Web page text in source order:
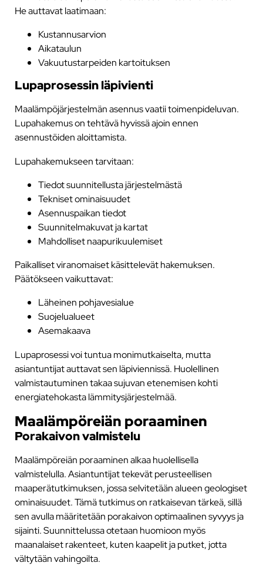
He auttavat laatimaan:
Kustannusarvion
Aikataulun
Vakuutustarpeiden kartoituksen
Lupaprosessin läpivienti
Maalämpöjärjestelmän asennus vaatii toimenpideluvan.
Lupahakemus on tehtävä hyvissä ajoin ennen
asennustöiden aloittamista.
Lupahakemukseen tarvitaan:
Tiedot suunnitellusta järjestelmästä
Tekniset ominaisuudet
Asennuspaikan tiedot
Suunnitelmakuvat ja kartat
Mahdolliset naapurikuulemiset
Paikalliset viranomaiset käsittelevät hakemuksen.
Päätökseen vaikuttavat:
Läheinen pohjavesialue
Suojelualueet
Asemakaava
Lupaprosessi voi tuntua monimutkaiselta, mutta
asiantuntijat auttavat sen läpiviennissä. Huolellinen
valmistautuminen takaa sujuvan etenemisen kohti
energiatehokasta lämmitysjärjestelmää.
Maalämpöreiän poraaminen
Porakaivon valmistelu
Maalämpöreiän poraaminen alkaa huolellisella
valmistelulla. Asiantuntijat tekevät perusteellisen
maaperätutkimuksen, jossa selvitetään alueen geologiset
ominaisuudet. Tämä tutkimus on ratkaisevan tärkeä, sillä
sen avulla määritetään porakaivon optimaalinen syvyys ja
sijainti. Suunnittelussa otetaan huomioon myös
maanalaiset rakenteet, kuten kaapelit ja putket, jotta
vältytään vahingoilta.